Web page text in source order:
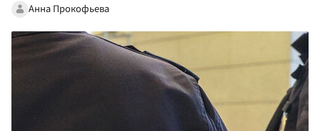
Анна Прокофьева